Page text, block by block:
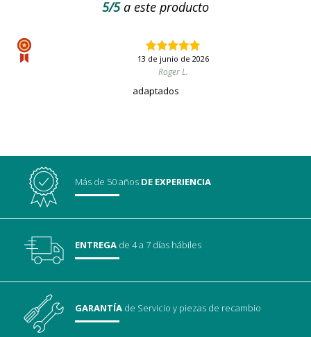
5/5a este producto
13 de junio de 2026
Roger L.
adaptados
Más de 50 años DE EXPERIENCIA
ENTREGA de 4 a 7 días hábiles
GARANTÍA de Servicioy piezas de recambio